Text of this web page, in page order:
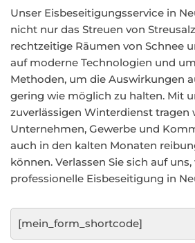
Unser Eisbeseitigungsservice in
nicht nur das Streuen von
rechtzeitige Räumen von Schnee
auf moderne Technologien und
Methoden, um die Auswirkungen
gering wie möglich zu halten. Mit
zuverlässigen Winterdienst tragen
Unternehmen, Gewerbe und
auch in den kalten Monaten
können. Verlassen Sie sich auf
professionelle Eisbeseitigung in
[mein_form_shortcode]